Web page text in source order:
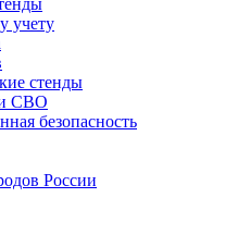
учету
стенды
СВО
безопасность
России